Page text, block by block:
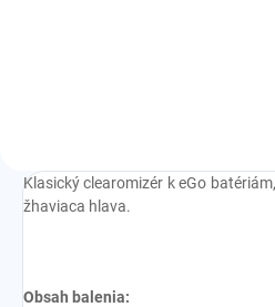
Klasický clearomizér k eGo
žhaviaca hlava.
Obsah balenia: